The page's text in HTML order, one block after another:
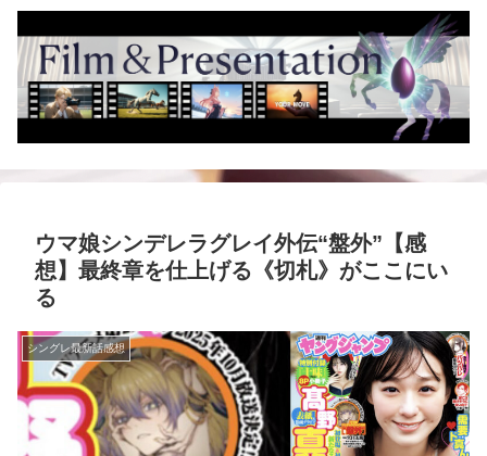
ウマ娘シンデレラグレイ外伝“盤外”【感
想】最終章を仕上げる《切札》がここにい
る
シングレ最新話感想